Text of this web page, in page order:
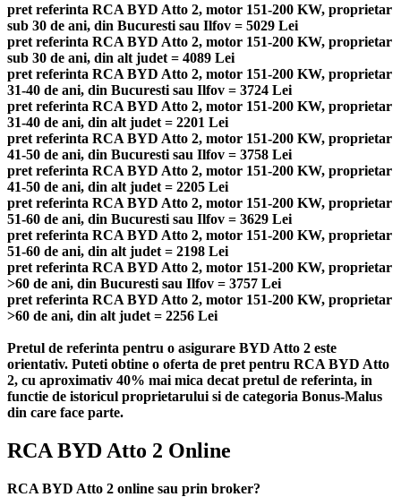
pret referinta RCA BYD Atto 2, motor 151-200 KW, proprietar
sub 30 de ani, din Bucuresti sau Ilfov = 5029 Lei
pret referinta RCA BYD Atto 2, motor 151-200 KW, proprietar
sub 30 de ani, din alt judet = 4089 Lei
pret referinta RCA BYD Atto 2, motor 151-200 KW, proprietar
31-40 de ani, din Bucuresti sau Ilfov = 3724 Lei
pret referinta RCA BYD Atto 2, motor 151-200 KW, proprietar
31-40 de ani, din alt judet = 2201 Lei
pret referinta RCA BYD Atto 2, motor 151-200 KW, proprietar
41-50 de ani, din Bucuresti sau Ilfov = 3758 Lei
pret referinta RCA BYD Atto 2, motor 151-200 KW, proprietar
41-50 de ani, din alt judet = 2205 Lei
pret referinta RCA BYD Atto 2, motor 151-200 KW, proprietar
51-60 de ani, din Bucuresti sau Ilfov = 3629 Lei
pret referinta RCA BYD Atto 2, motor 151-200 KW, proprietar
51-60 de ani, din alt judet = 2198 Lei
pret referinta RCA BYD Atto 2, motor 151-200 KW, proprietar
>60 de ani, din Bucuresti sau Ilfov = 3757 Lei
pret referinta RCA BYD Atto 2, motor 151-200 KW, proprietar
>60 de ani, din alt judet = 2256 Lei
Pretul de referinta pentru o asigurare BYD Atto 2 este
orientativ. Puteti obtine o oferta de pret pentru RCA BYD Atto
2, cu aproximativ 40% mai mica decat pretul de referinta, in
functie de istoricul proprietarului si de categoria Bonus-Malus
din care face parte.
RCA BYD Atto 2 Online
RCA BYD Atto 2 online sau prin broker?